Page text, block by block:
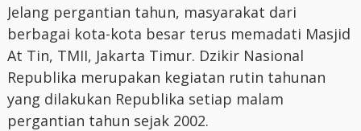
Jelang pergantian tahun, masyarakat dari
berbagai kota-kota besar terus memadati Masjid
At Tin, TMII, Jakarta Timur. Dzikir Nasional
Republika merupakan kegiatan rutin tahunan
yang dilakukan Republika setiap malam
pergantian tahun sejak 2002.